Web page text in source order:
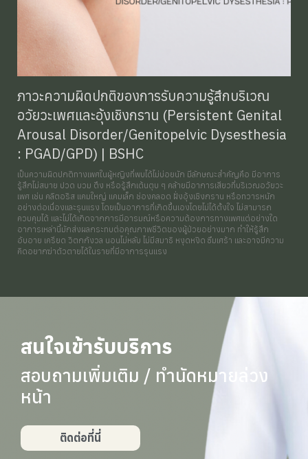
ภาวะความผิดปกติของการรับความรู้สึกบริเวณ
อวัยวะเพศและอุ้งเชิงกราน (Persistent Genital
Arousal Disorder/Genitopelvic Dysesthesia
: PGAD/GPD) | BSHC
เป็นความผิดปกติทางเพศในผู้หญิงที่พบได้ไม่บ่อยนัก มีลักษณะสำคัญคือ มีอาการ
รู้สึกไม่สบาย ปวด บวม ตึง หรือรู้สึกเต้นตุบ ๆ คล้ายมีอาการเสียวที่บริเวณอวัยวะ
เพศ เช่น คลิตอริส แคมใหญ่ แคมเล็ก ช่องคลอด ฝั่งอุ้งเชิงกราน หรือทวารหนัก
อย่างต่อเนื่องและรุนแรง โดยเป็นอาการที่เกิดขึ้นเองโดยไม่ได้ตั้งใจ ไม่สามารถ
ควบคุมได้ และไม่ได้เกิดจากการมีอารมณ์หรือความต้องการทางเพศแต่อย่างใด
อาการเหล่านี้มักส่งผลกระทบต่อคุณภาพชีวิตของผู้ป่วยอย่างมาก ทำให้รู้สึก
อับอาย เครียด วิตกกังวล นอนไม่หลับ ไม่มีสมาธิ หงุดหงิด ซึมเศร้า และอาจมีความ
คิดอยากฆ่าตัวตายได้ในรายที่มีอาการรุนแรง
สนใจเข้ารับบริการ
สอบถามเพิ่มเติม / ทำนัดหมายล่วง
หน้า
ติดต่อที่นี่